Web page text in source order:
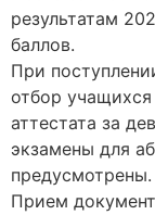
результатам
баллов.
При
отбор
аттестата за
экзамены для
предусмотрены.
Прием